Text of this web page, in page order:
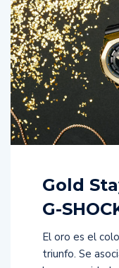
Gold
G-
El oro es el
triunfo. Se